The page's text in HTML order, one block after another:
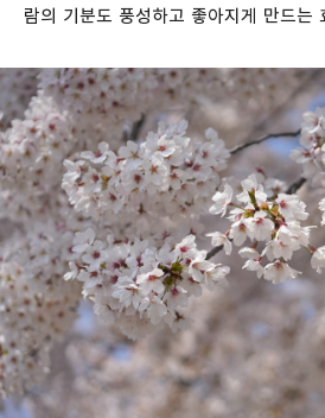
람의 기분도 풍성하고 좋아지게 만드는